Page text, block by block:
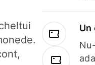
Un